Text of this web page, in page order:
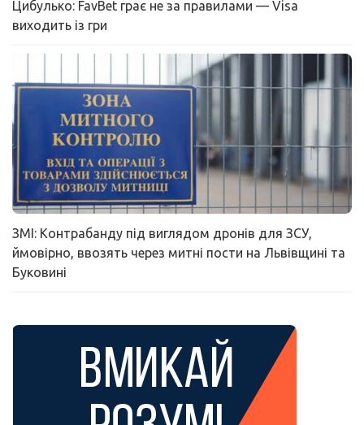
Цибулько: FavBet грає не за правилами — Visa
виходить із гри
ЗМІ: Контрабанду під виглядом дронів для ЗСУ,
ймовірно, ввозять через митні пости на Львівщині та
Буковині